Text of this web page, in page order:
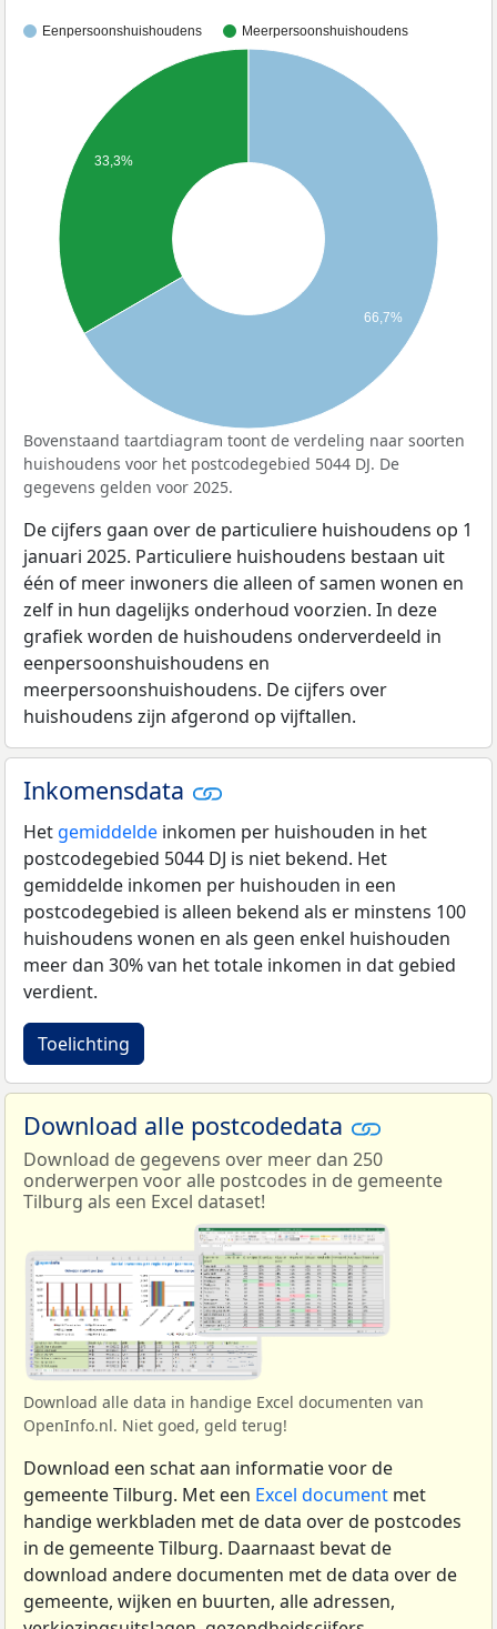
Eenpersoonshuishoudens Meerpersoonshuishoudens
33,3%
66,7%
Bovenstaand taartdiagram toont de verdeling naar soorten
huishoudens voor het postcodegebied 5044 DJ. De
gegevens gelden voor 2025.
De cijfers gaan over de particuliere huishoudens op 1
januari 2025. Particuliere huishoudens bestaan uit
één of meer inwoners die alleen of samen wonen en
zelf in hun dagelijks onderhoud voorzien. In deze
grafiek worden de huishoudens onderverdeeld in
eenpersoonshuishoudens en
meerpersoonshuishoudens. De cijfers over
huishoudens zijn afgerond op vijftallen.
Inkomensdata
Het gemiddelde inkomen per huishouden in het
postcodegebied 5044 DJ is niet bekend. Het
gemiddelde inkomen per huishouden in een
postcodegebied is alleen bekend als er minstens 100
huishoudens wonen en als geen enkel huishouden
meer dan 30% van het totale inkomen in dat gebied
verdient.
Toelichting
Download alle postcodedata
Download de gegevens over meer dan 250
onderwerpen voor alle postcodes in de gemeente
Tilburg als een Excel dataset!
Download alle data in handige Excel documenten van
OpenInfo.nl. Niet goed, geld terug!
Download een schat aan informatie voor de
gemeente Tilburg. Met een Excel document met
handige werkbladen met de data over de postcodes
in de gemeente Tilburg. Daarnaast bevat de
download andere documenten met de data over de
gemeente, wijken en buurten, alle adressen,